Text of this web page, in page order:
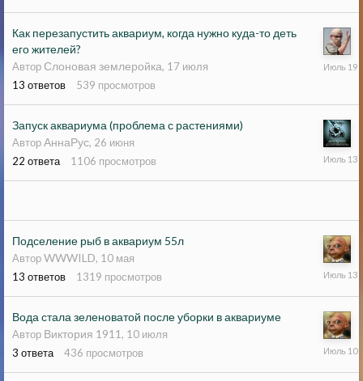
Как перезапустить аквариум, когда нужно куда-то деть
его жителей?
Автор Слоновая землеройка, 17 июля
13 ответов 539 просмотров
19
Запуск аквариума (проблема с растениями)
АвторАннаРус, 26 июня
22 ответа 1106 просмотров
13
Подселение рыб в аквариум 55л
АвторWWWILD, 10 мая
13 ответов 1319 просмотров
13
Вода стала зеленоватой после уборки в аквариуме
Автор Виктория 1911, 10 июля
3 ответа 436 просмотров
10